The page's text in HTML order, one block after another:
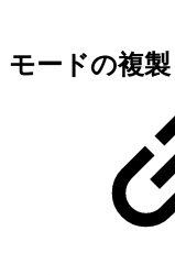
モードの複製